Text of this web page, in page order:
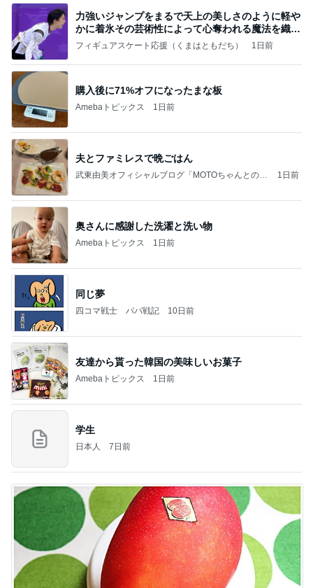
力強いジャンプをまるで天上の美しさのように軽や
かに着氷その芸術性によって心奪われる魔法を織り
なす
フィギュアスケート応援（くまはともだち） 1日前
購入後に71%オフになったまな板
Amebaトピックス 1日前
夫とファミレスで晩ごはん
武東由美オフィシャルブログ「MOTOちゃんとのは
1日前
奥さんに感謝した洗濯と洗い物
Amebaトピックス 1日前
同じ夢
四コマ戦士 パパ戦記 10日前
友達から貰った韓国の美味しいお菓子
Amebaトピックス 1日前
学生
日本人 7日前